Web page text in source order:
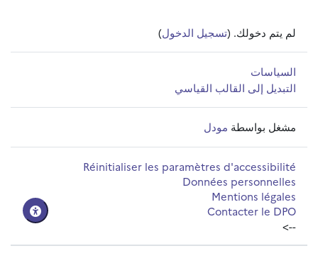
لم يتم دخولك. (تسجيل الدخول)
السياسات
التبديل إلى القالب القياسي
مشغل بواسطة مودل
Réinitialiser les paramètres d'accessibilité
Données personnelles
Mentions légales
Contacter le DPO
-->